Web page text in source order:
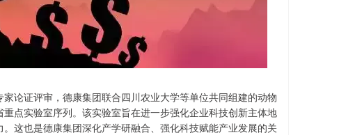
论证评审，德康集团联合四川农业大学等单位共同组建的动物
点实验室序列。该实验室旨在进一步强化企业科技创新主体地
这也是德康集团深化产学研融合、强化科技赋能产业发展的关